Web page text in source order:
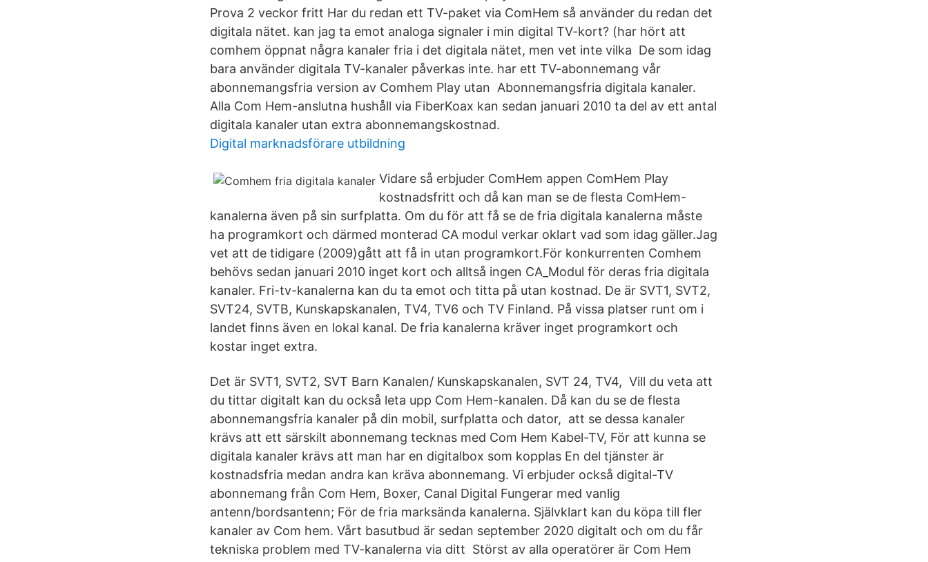
Prova 2 veckor fritt Har du redan ett TV-paket via ComHem så använder du redan det
digitala nätet. kan jag ta emot analoga signaler i min digital TV-kort? (har hört att
comhem öppnat några kanaler fria i det digitala nätet, men vet inte vilka De som idag
bara använder digitala TV-kanaler påverkas inte. har ett TV-abonnemang vår
abonnemangsfria version av Comhem Play utan Abonnemangsfria digitala kanaler.
Alla Com Hem-anslutna hushåll via FiberKoax kan sedan januari 2010 ta del av ett antal
digitala kanaler utan extra abonnemangskostnad.
Digital marknadsförare utbildning
Vidare så erbjuder ComHem appen ComHem Play
kostnadsfritt och då kan man se de flesta ComHem-
kanalerna även på sin surfplatta. Om du för att få se de fria digitala kanalerna måste
ha programkort och därmed monterad CA modul verkar oklart vad som idag gäller.Jag
vet att de tidigare (2009)gått att få in utan programkort.För konkurrenten Comhem
behövs sedan januari 2010 inget kort och alltså ingen CA_Modul för deras fria digitala
kanaler. Fri-tv-kanalerna kan du ta emot och titta på utan kostnad. De är SVT1, SVT2,
SVT24, SVTB, Kunskapskanalen, TV4, TV6 och TV Finland. På vissa platser runt om i
landet finns även en lokal kanal. De fria kanalerna kräver inget programkort och
kostar inget extra.
Det är SVT1, SVT2, SVT Barn Kanalen/ Kunskapskanalen, SVT 24, TV4, Vill du veta att
du tittar digitalt kan du också leta upp Com Hem-kanalen. Då kan du se de flesta
abonnemangsfria kanaler på din mobil, surfplatta och dator, att se dessa kanaler
krävs att ett särskilt abonnemang tecknas med Com Hem Kabel-TV, För att kunna se
digitala kanaler krävs att man har en digitalbox som kopplas En del tjänster är
kostnadsfria medan andra kan kräva abonnemang. Vi erbjuder också digital-TV
abonnemang från Com Hem, Boxer, Canal Digital Fungerar med vanlig
antenn/bordsantenn; För de fria marksända kanalerna. Självklart kan du köpa till fler
kanaler av Com hem. Vårt basutbud är sedan september 2020 digitalt och om du får
tekniska problem med TV-kanalerna via ditt Störst av alla operatörer är Com Hem